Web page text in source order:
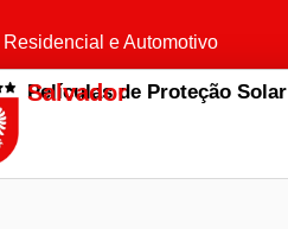
Residencial e Automotivo
Películas de Proteção Solar
Salvador